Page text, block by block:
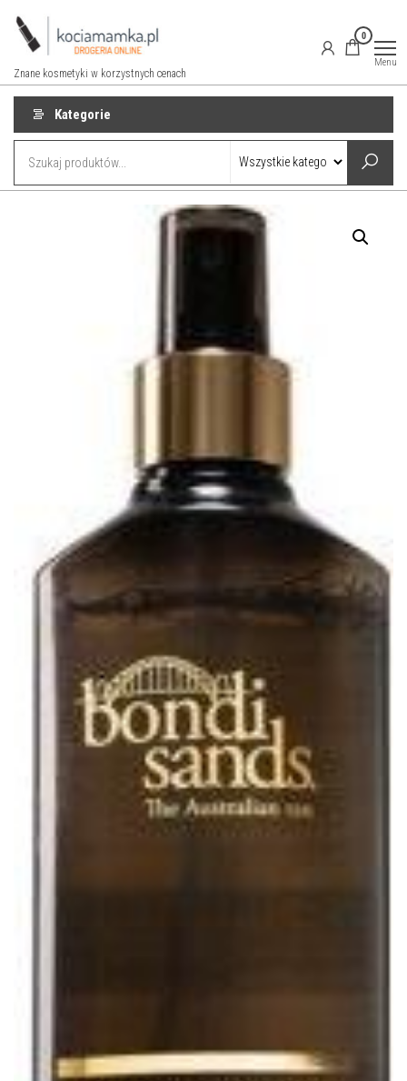
Przejdź
Znane kosmetyki w korzystnych cenach
0
Menu
Kategorie